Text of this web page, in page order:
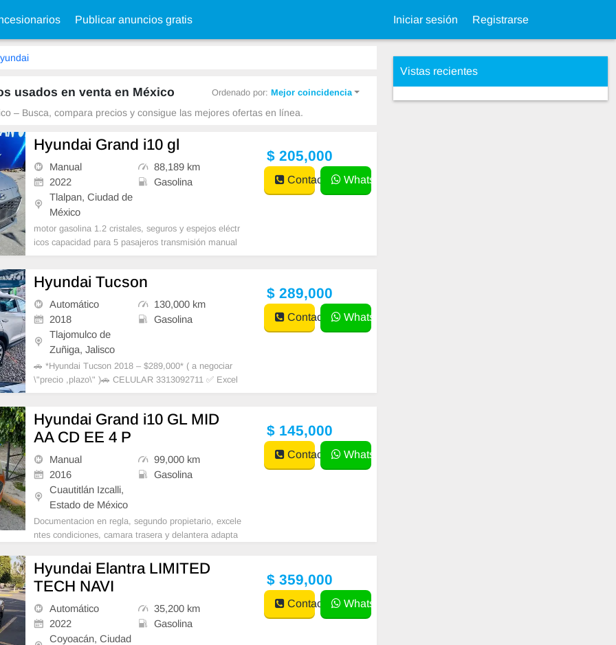
Publicar anuncios gratis Iniciar sesión Registrarse
usados en venta en México Ordenado por:Mejor coincidencia
– Busca, compara precios y consigue las mejores ofertas en línea.
Hyundai Grand i10 gl
Manual
88,189 km
2022
Gasolina
Tlalpan, Ciudad de
México
motor gasolina 1.2 cristales, seguros y espejos eléctr
icos capacidad para 5 pasajeros transmisión manual
aire acondicionado
$ 205,000
Contactar WhatsApp
Hyundai Tucson
Automático
130,000 km
2018
Gasolina
Tlajomulco de
Zuñiga, Jalisco
🚗 *Hyundai Tucson 2018 – $289,000* ( a negociar
\"precio ,plazo\" )🚗 CELULAR 3313092711 ✅ Excel
ente manejo y trato ✅ Económica en gasolina ✅ Pa
de agencia al día ✅ Tapicería como nuev
$ 289,000
Contactar WhatsApp
Hyundai Grand i10 GL MID
AA CD EE 4 P
Manual
99,000 km
2016
Gasolina
Cuautitlán Izcalli,
Estado de México
Documentacion en regla, segundo propietario, excele
ntes condiciones, camara trasera y delantera adapta
$ 145,000
Contactar WhatsApp
Hyundai Elantra LIMITED
TECH NAVI
Automático
35,200 km
2022
Gasolina
Coyoacán, Ciudad
$ 359,000
Contactar WhatsApp
Vistas recientes